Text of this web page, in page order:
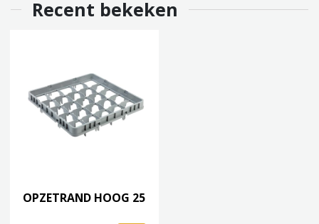
Recent bekeken
OPZETRAND HOOG 25